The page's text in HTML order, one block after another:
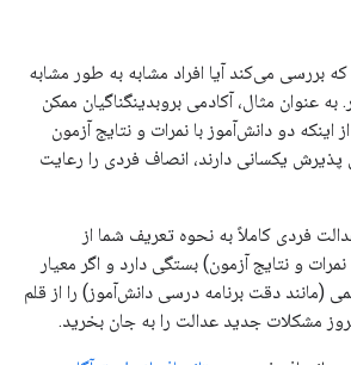
بررسی می‌کند آیا افراد مشابه به طور مشابه
عنوان مثال، آکادمی بروبدینگناگیان ممکن
اینکه دو دانش‌آموز با نمرات و نتایج آزمون
پذیرش یکسانی دارند، انصاف فردی را رعایت
فردی کاملاً به نحوه تعریف شما از
و نتایج آزمون) بستگی دارد و اگر معیار
(مانند دقت برنامه درسی دانش‌آموز) را از قلم
مشکلات جدید عدالت را به جان بخرید.